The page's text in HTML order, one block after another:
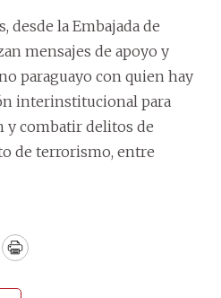
desde la Embajada de
mensajes de apoyo y
paraguayo con quien hay
interinstitucional para
combatir delitos de
de terrorismo, entre
Print